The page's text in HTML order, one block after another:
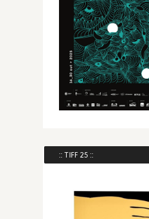
:: TIFF 25 ::